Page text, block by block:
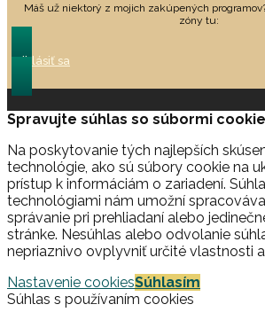
Máš už niektorý z mojich zakúpených
zóny tu:
Prihlásiť sa
Spravujte súhlas so súbormi
Na poskytovanie tých najlepších
technológie, ako sú súbory cookie na
prístup k informáciám o zariadení.
technológiami nám umožní
správanie pri prehliadaní alebo
stránke. Nesúhlas alebo odvolanie
nepriaznivo ovplyvniť určité vlastnosti
Nastavenie cookiesSúhlasím
Súhlas s používaním cookies